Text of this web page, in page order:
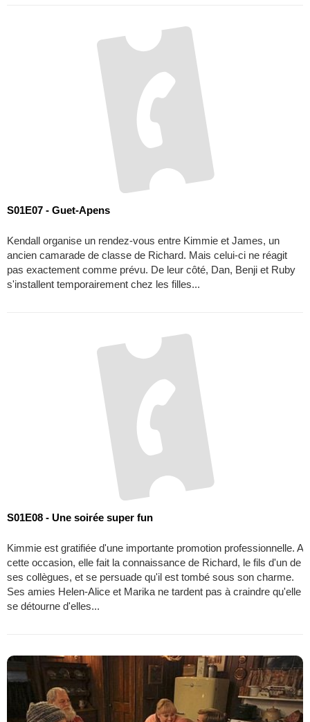
Kendall organise un rendez-vous entre Kimmie et James, un
ancien camarade de classe de Richard. Mais celui-ci ne réagit
pas exactement comme prévu. De leur côté, Dan, Benji et Ruby
s'installent temporairement chez les filles...
S01E08 - Une soirée super fun
Kimmie est gratifiée d'une importante promotion professionnelle. A
cette occasion, elle fait la connaissance de Richard, le fils d'un de
ses collègues, et se persuade qu'il est tombé sous son charme.
Ses amies Helen-Alice et Marika ne tardent pas à craindre qu'elle